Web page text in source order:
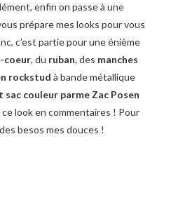
enfin on passe à une
prépare mes looks pour vous
c’est partie pour une énième
coeur, du ruban, des manches
rockstud à bande métallique
sac couleur parme Zac Posen
look en commentaires ! Pour
besos mes douces !